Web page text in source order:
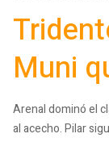
Muni
Arenal dominó el
al acecho. Pilar